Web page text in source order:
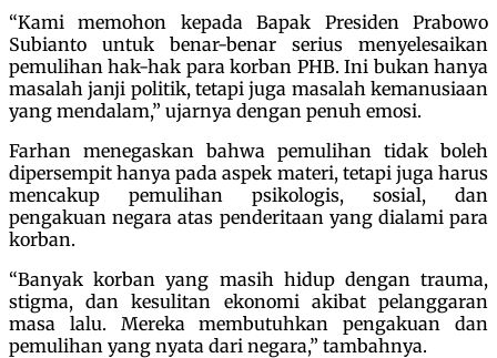
“Kami memohon kepada Bapak Presiden Prabowo
Subianto untuk benar-benar serius menyelesaikan
pemulihan hak-hak para korban PHB. Ini bukan hanya
masalah janji politik, tetapi juga masalah kemanusiaan
yang mendalam,” ujarnya dengan penuh emosi.
Farhan menegaskan bahwa pemulihan tidak boleh
dipersempit hanya pada aspek materi, tetapi juga harus
mencakup pemulihan psikologis, sosial, dan
pengakuan negara atas penderitaan yang dialami para
korban.
“Banyak korban yang masih hidup dengan trauma,
stigma, dan kesulitan ekonomi akibat pelanggaran
masa lalu. Mereka membutuhkan pengakuan dan
pemulihan yang nyata dari negara,” tambahnya.